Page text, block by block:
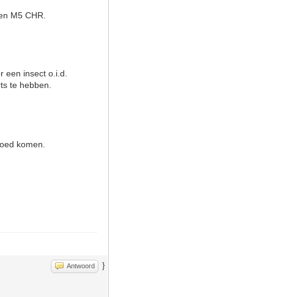
M5 CHR.
een insect o.i.d.
te hebben.
komen.
Antwoord }